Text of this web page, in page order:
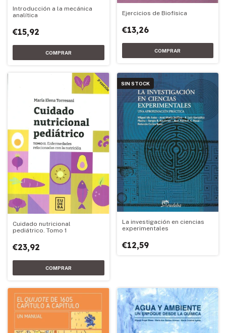
Introducción a la mecánica
analítica
€15,92
Ejercicios de Biofísica
€13,26
Cuidado nutricional
pediátrico. Tomo 1
€23,92
SIN STOCK
La investigación en ciencias
experimentales
€12,59